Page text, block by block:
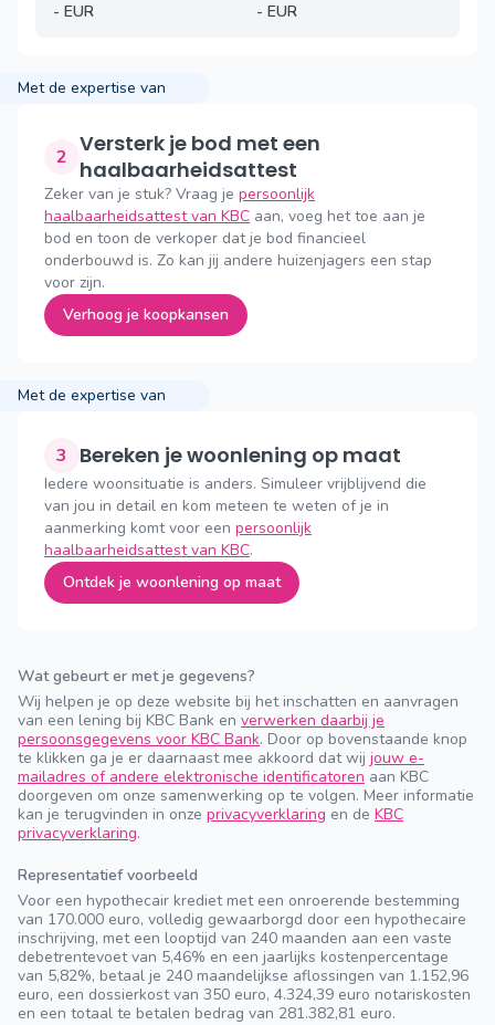
- EUR
- EUR
Met de expertise van
2 Versterk je bod met een
haalbaarheidsattest
Zeker van je stuk? Vraag je persoonlijk
haalbaarheidsattest van KBC aan, voeg het toe aan je
bod en toon de verkoper dat je bod financieel
onderbouwd is. Zo kan jij andere huizenjagers een stap
voor zijn.
Verhoog je koopkansen
Met de expertise van
3 Bereken je woonlening op maat
Iedere woonsituatie is anders. Simuleer vrijblijvend die
van jou in detail en kom meteen te weten of je in
aanmerking komt voor een persoonlijk
haalbaarheidsattest van KBC.
Ontdek je woonlening op maat
Wat gebeurt er met je gegevens?
Wij helpen je op deze website bij het inschatten en aanvragen
van een lening bij KBC Bank en verwerken daarbij je
persoonsgegevens voor KBC Bank. Door op bovenstaande knop
te klikken ga je er daarnaast mee akkoord dat wij jouw e-
mailadres of andere elektronische identificatoren aan KBC
doorgeven om onze samenwerking op te volgen. Meer informatie
kan je terugvinden in onze privacyverklaring en de KBC
privacyverklaring.
Representatief voorbeeld
Voor een hypothecair krediet met een onroerende bestemming
van 170.000 euro, volledig gewaarborgd door een hypothecaire
inschrijving, met een looptijd van 240 maanden aan een vaste
debetrentevoet van 5,46% en een jaarlijks kostenpercentage
van 5,82%, betaal je 240 maandelijkse aflossingen van 1.152,96
euro, een dossierkost van 350 euro, 4.324,39 euro notariskosten
en een totaal te betalen bedrag van 281.382,81 euro.